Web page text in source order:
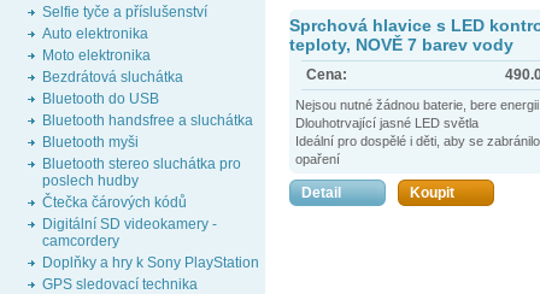
Selfie tyče a příslušenství
Auto elektronika
Moto elektronika
Bezdrátová sluchátka
Bluetooth do USB
Bluetooth handsfree a sluchátka
Bluetooth myši
Bluetooth stereo sluchátka pro
poslech hudby
Čtečka čárových kódů
Digitální SD videokamery -
camcordery
Doplňky a hry k Sony PlayStation
GPS sledovací technika
Sprchová hlavice s LED
teploty, NOVĚ 7 barev vody
Cena:
Nejsou nutné žádnou baterie, bere
Dlouhotrvající jasné LED světla
Ideální pro dospělé i děti, aby se zabránilo
opaření
Detail Koupit